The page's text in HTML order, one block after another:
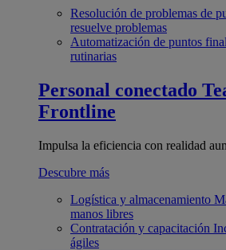
Resolución de problemas de
resuelve problemas
Automatización de puntos
rutinarias
Personal conectado
Frontline
Impulsa la eficiencia con realidad
Descubre más
Logística y almacenamiento
manos libres
Contratación y capacitación
ágiles